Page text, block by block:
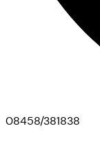
08458/381838